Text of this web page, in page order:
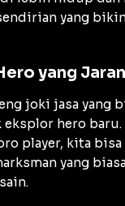
yang
yang
joki jasa yang
hero baru.
player, kita
yang